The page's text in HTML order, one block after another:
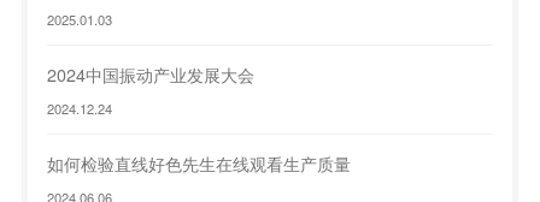
2025.01.03
2024中国振动产业发展大会
2024.12.24
如何检验直线好色先生在线观看生产质量
2024.06.06